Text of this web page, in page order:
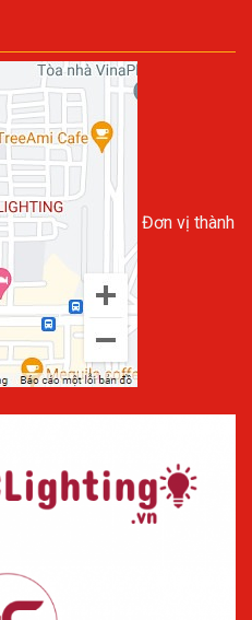
Đơn vị thành